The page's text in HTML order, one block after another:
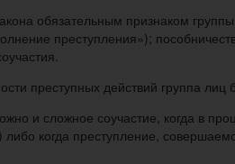
обязательным признаком
преступления»);
преступных действий группа лиц
и слож­ное соучастие, когда в
либо когда преступление,